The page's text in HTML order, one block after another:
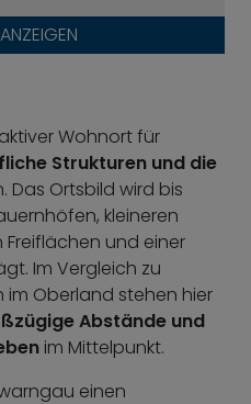
Wohnort für
Strukturen und die
Das Ortsbild wird bis
kleineren
und einer
Im Vergleich zu
Oberland stehen hier
Abstände und
im Mittelpunkt.
einen